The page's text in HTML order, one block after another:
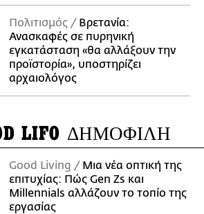
Πολιτισμός
Βρετανία:
Ανασκαφές σε πυρηνική
εγκατάσταση «θα αλλάξουν την
προϊστορία», υποστηρίζει
αρχαιολόγος
LIFO ΔΗΜΟΦΙΛΗ
Good Living
Μια νέα οπτική της
επιτυχίας: Πώς Gen Zs και
Millennials αλλάζουν το τοπίο της
εργασίας